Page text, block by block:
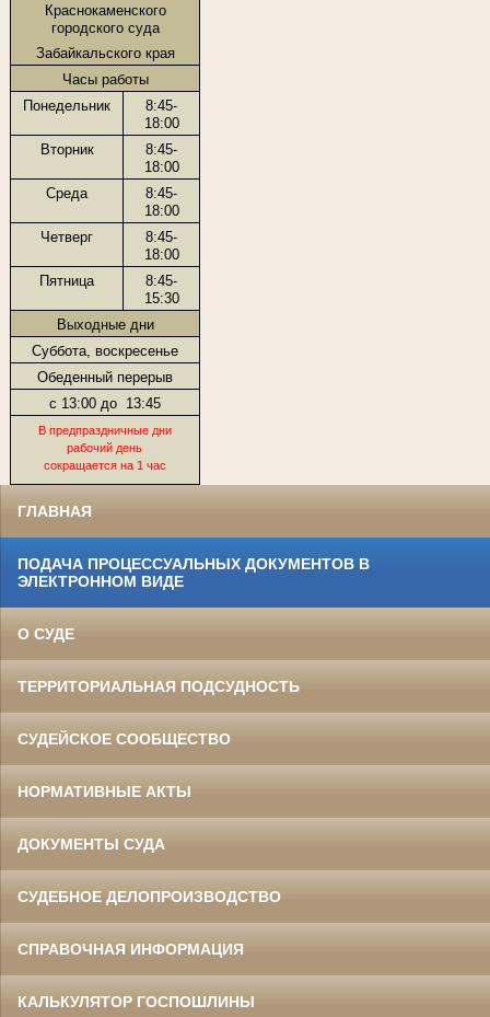
Краснокаменского
городского суда
Забайкальского края
Часы работы
Понедельник
8:45-
18:00
Вторник
8:45-
18:00
Среда
8:45-
18:00
Четверг
8:45-
18:00
Пятница
8:45-
15:30
Выходные дни
Суббота, воскресенье
Обеденный перерыв
с 13:00 до 13:45
В предпраздничные дни
рабочий день
сокращается на 1 час
ГЛАВНАЯ
ПОДАЧА ПРОЦЕССУАЛЬНЫХ ДОКУМЕНТОВ В
ЭЛЕКТРОННОМ ВИДЕ
О СУДЕ
ТЕРРИТОРИАЛЬНАЯ ПОДСУДНОСТЬ
СУДЕЙСКОЕ СООБЩЕСТВО
НОРМАТИВНЫЕ АКТЫ
ДОКУМЕНТЫ СУДА
СУДЕБНОЕ ДЕЛОПРОИЗВОДСТВО
СПРАВОЧНАЯ ИНФОРМАЦИЯ
КАЛЬКУЛЯТОР ГОСПОШЛИНЫ